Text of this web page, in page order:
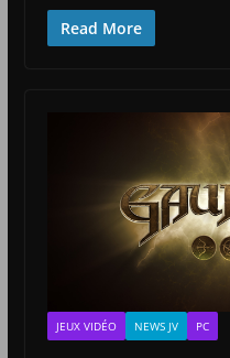
Read More
JEUX VIDÉO NEWS JV PC